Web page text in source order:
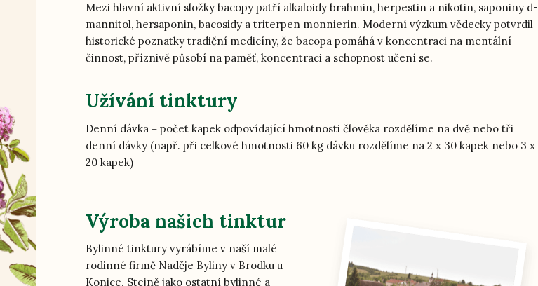
Mezi hlavní aktivní složky bacopy patří alkaloidy brahmin, herpestin a nikotin, saponiny d-
mannitol, hersaponin, bacosidy a triterpen monnierin. Moderní výzkum vědecky potvrdil
historické poznatky tradiční medicíny, že bacopa pomáhá v koncentraci na mentální
činnost, příznivě působí na paměť, koncentraci a schopnost učení se.
Užívání tinktury
Denní dávka = počet kapek odpovídající hmotnosti člověka rozdělíme na dvě nebo tři
denní dávky (např. při celkové hmotnosti 60 kg dávku rozdělíme na 2 x 30 kapek nebo 3 x
20 kapek)
Výroba našich tinktur
Bylinné tinktury vyrábíme v naší malé
rodinné firmě Naděje Byliny v Brodku u
Konice. Stejně jako ostatní bylinné a